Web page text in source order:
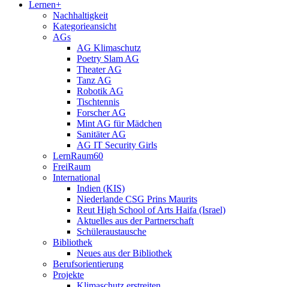
Lernen+
Nachhaltigkeit
Kategorieansicht
AGs
AG Klimaschutz
Poetry Slam AG
Theater AG
Tanz AG
Robotik AG
Tischtennis
Forscher AG
Mint AG für Mädchen
Sanitäter AG
AG IT Security Girls
LernRaum60
FreiRaum
International
Indien (KIS)
Niederlande CSG Prins Maurits
Reut High School of Arts Haifa (Israel)
Aktuelles aus der Partnerschaft
Schüleraustausche
Bibliothek
Neues aus der Bibliothek
Berufsorientierung
Projekte